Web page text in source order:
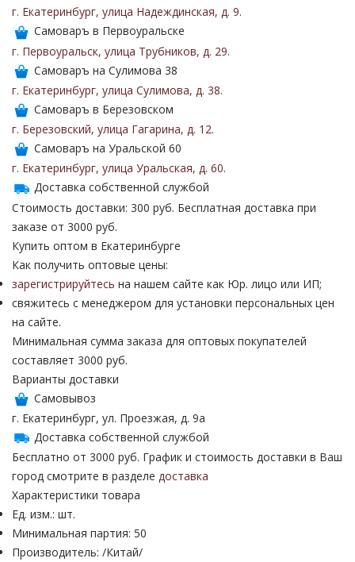
г. Екатеринбург, улица Надеждинская, д. 9.
Самоваръ в Первоуральске
г. Первоуральск, улица Трубников, д. 29.
Самоваръ на Сулимова 38
г. Екатеринбург, улица Сулимова, д. 38.
Самоваръ в Березовском
г. Березовский, улица Гагарина, д. 12.
Самоваръ на Уральской 60
г. Екатеринбург, улица Уральская, д. 60.
Доставка собственной службой
Стоимость доставки: 300 руб. Бесплатная доставка при
заказе от 3000 руб.
Купить оптом в Екатеринбурге
Как получить оптовые цены:
зарегистрируйтесь на нашем сайте как Юр. лицо или ИП;
свяжитесь с менеджером для установки персональных цен
на сайте.
Минимальная сумма заказа для оптовых покупателей
составляет 3000 руб.
Варианты доставки
Самовывоз
г. Екатеринбург, ул. Проезжая, д. 9а
Доставка собственной службой
Бесплатно от 3000 руб. График и стоимость доставки в Ваш
город смотрите в разделе доставка
Характеристики товара
Ед. изм.: шт.
Минимальная партия: 50
Производитель: /Китай/